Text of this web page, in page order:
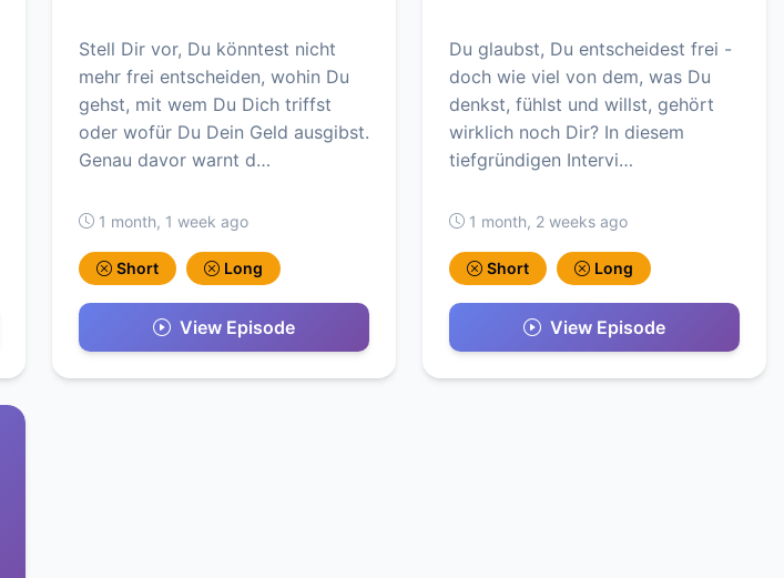
Stell Dir vor, Du könntest nicht
mehr frei entscheiden, wohin Du
gehst, mit wem Du Dich triffst
oder wofür Du Dein Geld ausgibst.
Genau davor warnt d…
1 month, 1 week ago
Short Long
View Episode
Du glaubst, Du entscheidest frei -
doch wie viel von dem, was Du
denkst, fühlst und willst, gehört
wirklich noch Dir? In diesem
tiefgründigen Intervi…
1 month, 2 weeks ago
Short Long
View Episode